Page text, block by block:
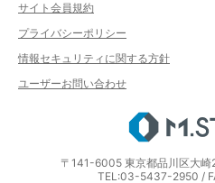
サイト会員規約
プライバシーポリシー
情報セキュリティに関する方針
ユーザーお問い合わせ
〒141-6005 東京都品川区大
TEL:03-5437-2950 /